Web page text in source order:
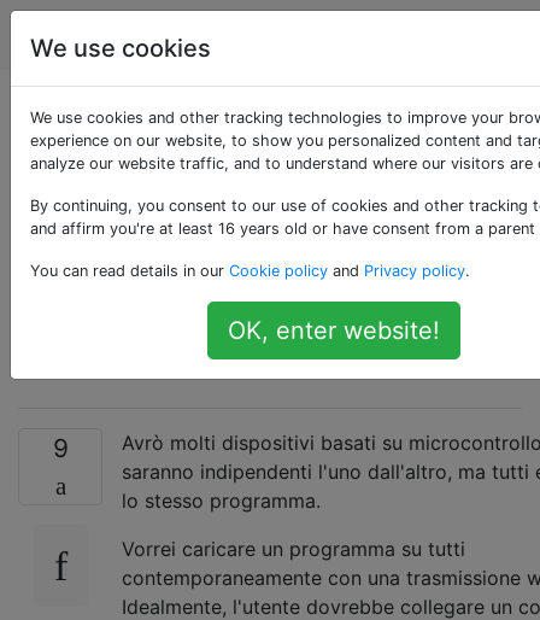
Arduino
Programmazione di
molti Arduinos
contemporaneamente
con una trasmissione
9
Avrò molti dispositivi basati su
saranno indipendenti l'uno dall'altro, ma tutti
lo stesso programma.
Vorrei caricare un programma su tutti
contemporaneamente con una trasmissione
Idealmente, l'utente dovrebbe collegare un
We use cookies
We use cookies and other tracking technologies to improve your
experience on our website, to show you personalized content and
analyze our website traffic, and to understand where our visitors are
By continuing, you consent to our use of cookies and other tracking
and affirm you're at least 16 years old or have consent from a parent
You can read details in our Cookie policy and Privacy policy.
OK, enter website!